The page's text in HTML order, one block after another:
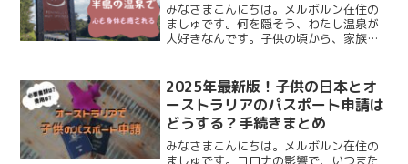
みなさまこんにちは。メルボルン在住の
ましゅです。何を隠そう、わたし温泉が
大好きなんです。子供の頃から、家族や
ルンには、温泉施設があるのをご存じで
すか？行きたい行きたいと...
2025年最新版！子供の日本とオ
ーストラリアのパスポート申請は
どうする？手続きまとめ
みなさまこんにちは。メルボルン在住の
ましゅです。コロナの影響で、いつまた